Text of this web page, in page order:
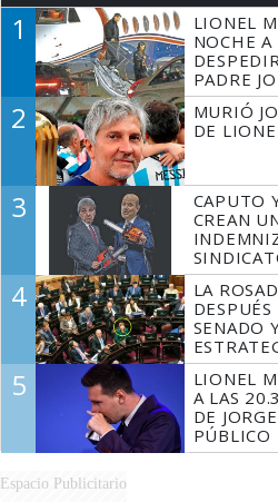
1
LIONEL
NOCHE A
PADRE
2
MURIÓ
DE
3
CAPUTO
CREAN
4
LA
SENADO
5
LIONEL
A LAS
DE
PÚBLICO
Espacio Publicitario